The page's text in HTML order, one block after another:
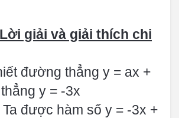
giải và giải thích chi
đường thẳng y = ax +
y = -3x
được hàm số y = -3x +